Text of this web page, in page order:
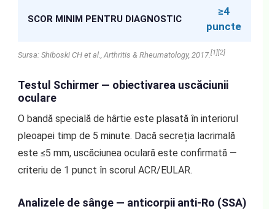
SCOR MINIM PENTRU DIAGNOSTIC
≥4
puncte
Sursa: Shiboski CH et al., Arthritis & Rheumatology, 2017.[1][2]
Testul Schirmer — obiectivarea uscăciunii
oculare
O bandă specială de hârtie este plasată în interiorul
pleoapei timp de 5 minute. Dacă secreția lacrimală
este ≤5 mm, uscăciunea oculară este confirmată —
criteriu de 1 punct în scorul ACR/EULAR.
Analizele de sânge — anticorpii anti-Ro (SSA)